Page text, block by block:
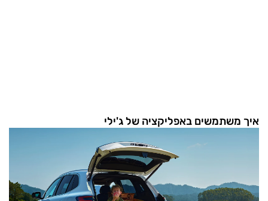
איך משתמשים באפליקציה של ג'ילי